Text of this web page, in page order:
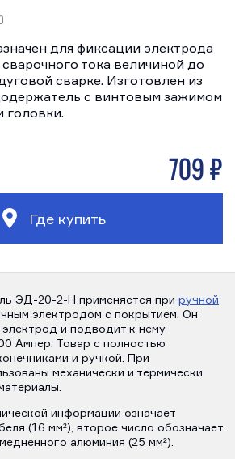
для фиксации электрода
тока величиной до
сварке. Изготовлен из
с винтовым зажимом
головки.
709 р
Где купить
ЭД-20-2-H применяется при ручной
электродом с покрытием. Он
и подводит к нему
Ампер. Товар с полностью
и ручкой. При
механически и термически
информации означает
(16 мм²), второе число обозначает
алюминия (25 мм²).